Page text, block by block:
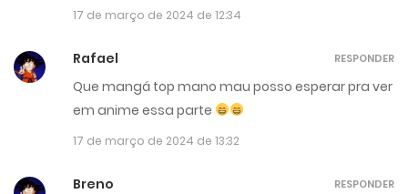
17 de março de 2024 de 12:34
Rafael
Que mangá top mano mau posso esperar pra ver
em anime essa parte
17 de março de 2024 de 13:32
RESPONDER
Breno
RESPONDER